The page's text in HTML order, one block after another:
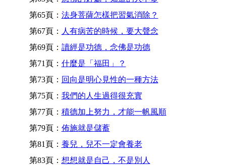
第65頁： 法身菩薩怎樣把習氣消除？
第67頁： 人有病苦的時候，要大聲念
第69頁： 讀經是功德，念佛是功德
第71頁： 什麼是「福田」？
第73頁： 回向是明心見性的一種方法
第75頁： 我們的人生過得很充實
第77頁： 積德加上努力，才能一帆風順
第79頁： 佈施就是儲蓄
第81頁： 養兒，兒不一定會養老
第83頁： 想想就是自己，不是別人